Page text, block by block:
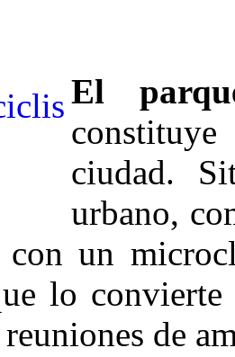
El
ciudad.
urbano,
con un
lo
de